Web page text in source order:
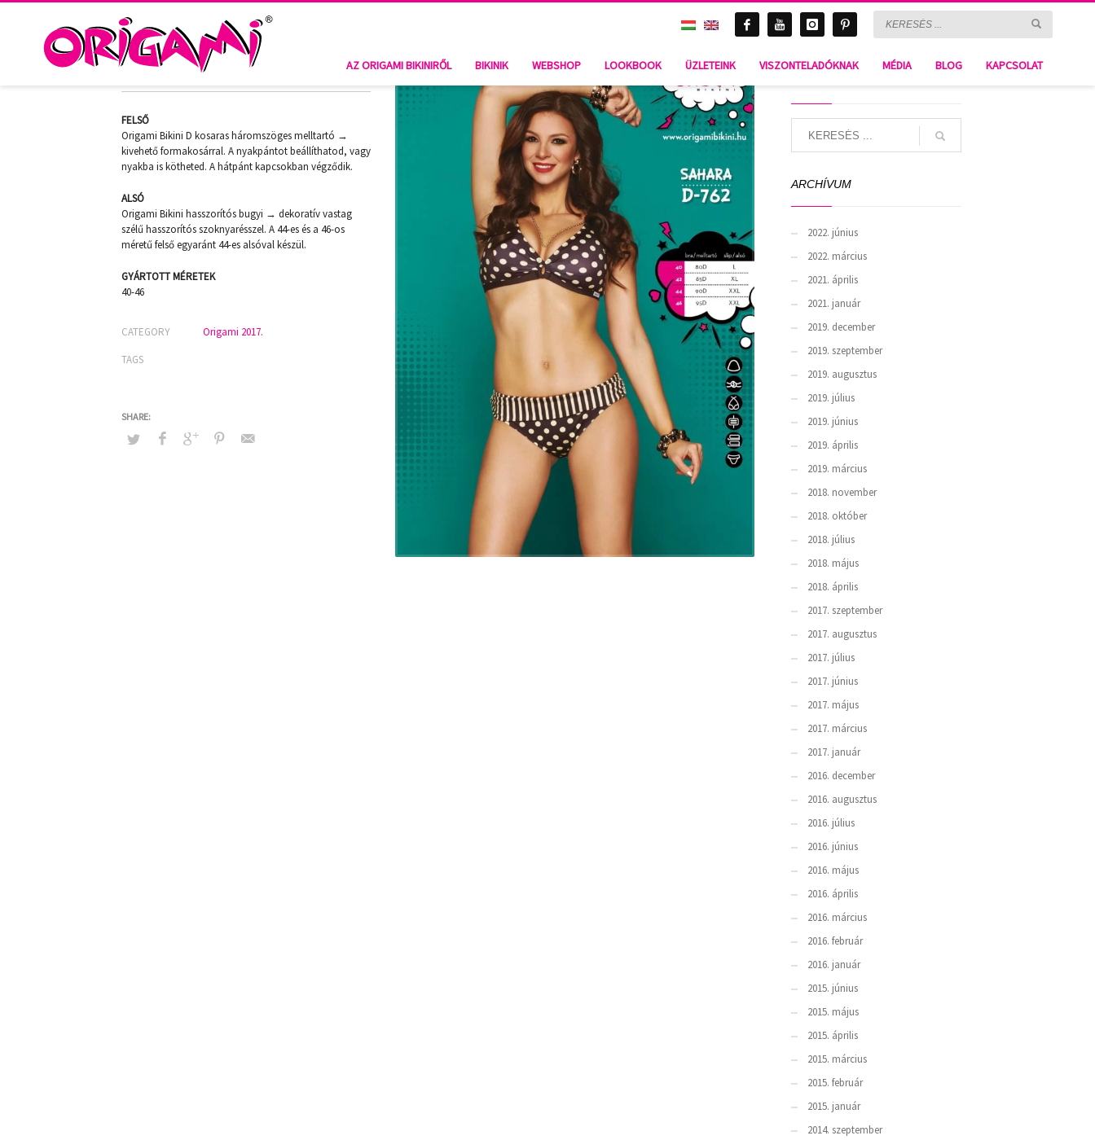
AZ ORIGAMI BIKINIRŐL BIKINIK WEBSHOP LOOKBOOK ÜZLETEINK VISZONTELADÓKNAK MÉDIA BLOG KAPCSOLAT
SAHARA D-762 Sahara D-762
SAHARA D-762
FELSŐ
Origami Bikini D kosaras háromszöges melltartó →
kivehető formakosárral. A nyakpántot beállíthatod, vagy
nyakba is kötheted. A hátpánt kapcsokban végződik.
ALSÓ
Origami Bikini hasszorítós bugyi → dekoratív vastag
szélű hasszorítós szoknyarésszel. A 44-es és a 46-os
méretű felső egyaránt 44-es alsóval készül.
GYÁRTOTT MÉRETEK
40-46
CATEGORY
Origami 2017.
TAGS
ARCHÍVUM
2022. június
2022. március
2021. április
2021. január
2019. december
2019. szeptember
2019. augusztus
2019. július
2019. június
2019. április
2019. március
2018. november
2018. október
2018. július
2018. május
2018. április
2017. szeptember
2017. augusztus
2017. július
2017. június
2017. május
2017. március
2017. január
2016. december
2016. augusztus
2016. július
2016. június
2016. május
2016. április
2016. március
2016. február
2016. január
2015. június
2015. május
2015. április
2015. március
2015. február
2015. január
2014. szeptember